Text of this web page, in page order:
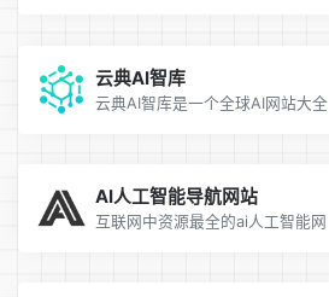
云典AI智库
云典AI智库是一个全球AI网站大全
AI人工智能导航网站
互联网中资源最全的ai人工智能网